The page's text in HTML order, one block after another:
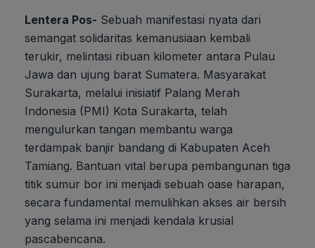
Lentera Pos- Sebuah manifestasi nyata dari
semangat solidaritas kemanusiaan kembali
terukir, melintasi ribuan kilometer antara Pulau
Jawa dan ujung barat Sumatera. Masyarakat
Surakarta, melalui inisiatif Palang Merah
Indonesia (PMI) Kota Surakarta, telah
mengulurkan tangan membantu warga
terdampak banjir bandang di Kabupaten Aceh
Tamiang. Bantuan vital berupa pembangunan tiga
titik sumur bor ini menjadi sebuah oase harapan,
secara fundamental memulihkan akses air bersih
yang selama ini menjadi kendala krusial
pascabencana.